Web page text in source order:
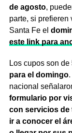
de agosto,
parte, si
Santa Fe el
este link para
Los cupos son de
para el domingo.
nacional
formulario por
con servicios de
ir a conocer el